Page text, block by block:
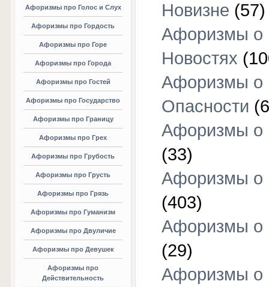
Афоризмы про Голос и Слух
Афоризмы про Гордость
Афоризмы про Горе
Афоризмы про Города
Афоризмы про Гостей
Афоризмы про Государство
Афоризмы про Границу
Афоризмы про Грех
Афоризмы про Грубость
Афоризмы про Грусть
Афоризмы про Грязь
Афоризмы про Гуманизм
Афоризмы про Двуличие
Афоризмы про Девушек
Афоризмы про
Действительность
Новизне (57)
Афоризмы о
Новостях
Афоризмы о
Опасности
Афоризмы о
(33)
Афоризмы
(403)
Афоризмы о
(29)
Афоризмы о